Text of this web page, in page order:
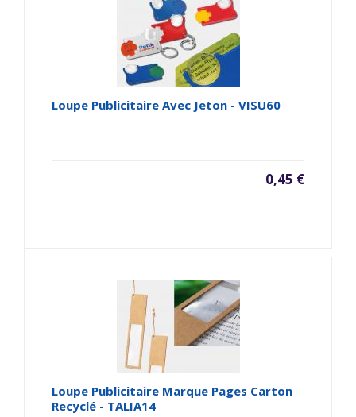
Loupe Publicitaire Avec Jeton - VISU60
0,45 €
Loupe Publicitaire Marque Pages Carton
Recyclé - TALIA14